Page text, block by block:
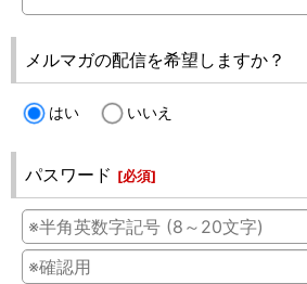
メルマガの配信を希望しますか？
はい いいえ
パスワード [必須]